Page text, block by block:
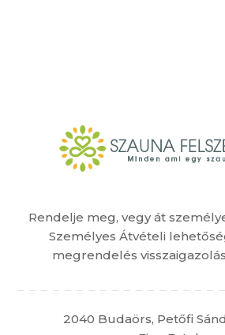
Rendelje meg, vegy át
Személyes Átvételi
megrendelés
2040 Budaörs, Petőfi